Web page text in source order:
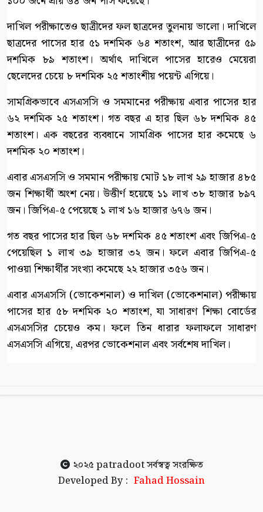
দাখিল পরীক্ষাতেও ছাত্রীদের ফল ছাত্রদের তুলনায় ভালো। দাখিলে
ছাত্রদের পাসের হার ৫১ দশমিক ৬৪ শতাংশ, আর ছাত্রীদের ৫৯
দশমিক ৮৯ শতাংশ। অর্থাৎ দাখিলে পাসের হারেও মেয়েরা
ছেলেদের চেয়ে ৮ দশমিক ২৫ শতাংশীয় পয়েন্ট এগিয়ে।
সামগ্রিকভাবে এসএসসি ও সমমানের পরীক্ষায় এবার পাসের হার
৬২ দশমিক ২৫ শতাংশ। গত বছর এ হার ছিল ৬৮ দশমিক ৪৫
শতাংশ। এক বছরের ব্যবধানে সামগ্রিক পাসের হার কমেছে ৬
দশমিক ২০ শতাংশ।
এবার এসএসসি ও সমমান পরীক্ষায় মোট ১৮ লাখ ২৯ হাজার ৪৮৫
জন শিক্ষার্থী অংশ নেয়। উত্তীর্ণ হয়েছে ১১ লাখ ৩৮ হাজার ৮৯৭
জন। জিপিএ-৫ পেয়েছে ১ লাখ ১৬ হাজার ৬৭৬ জন।
গত বছর পাসের হার ছিল ৬৮ দশমিক ৪৫ শতাংশ এবং জিপিএ-৫
পেয়েছিল ১ লাখ ৩৯ হাজার ৩২ জন। ফলে এবার জিপিএ-৫
পাওয়া শিক্ষার্থীর সংখ্যা কমেছে ২২ হাজার ৩৫৬ জন।
এবার এসএসসি (ভোকেশনাল) ও দাখিল (ভোকেশনাল) পরীক্ষায়
পাসের হার ৫৮ দশমিক ২০ শতাংশ, যা সাধারণ শিক্ষা বোর্ডের
এসএসসির চেয়েও কম। ফলে তিন ধারার ফলাফলে সাধারণ
এসএসসি এগিয়ে, এরপর ভোকেশনাল এবং সর্বশেষ দাখিল।
২০২৫ patradootসর্বস্বত্ব সংরক্ষিত
Developed By : Fahad Hossain